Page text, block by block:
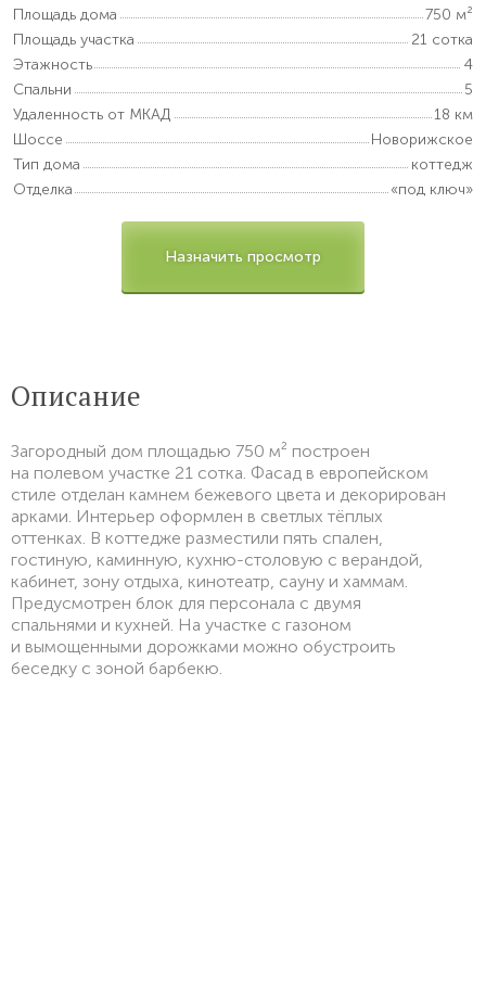
Площадь дома
750 м²
Площадь участка
21 сотка
Этажность
4
Спальни
5
Удаленность от МКАД
18 км
Шоссе
Новорижское
Тип дома
коттедж
Отделка
«под ключ»
Назначить просмотр
Описание
Загородный дом площадью 750 м² построен
на полевом участке 21 сотка. Фасад в европейском
стиле отделан камнем бежевого цвета и декорирован
арками. Интерьер оформлен в светлых тёплых
оттенках. В коттедже разместили пять спален,
гостиную, каминную, кухню-столовую с верандой,
кабинет, зону отдыха, кинотеатр, сауну и хаммам.
Предусмотрен блок для персонала с двумя
спальнями и кухней. На участке с газоном
и вымощенными дорожками можно обустроить
беседку с зоной барбекю.